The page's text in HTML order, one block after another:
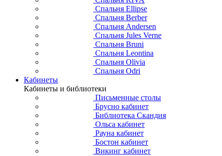
Спальня Ellipse
Спальня Berber
Спальня Andersen
Спальня Jules Verne
Спальня Bruni
Спальня Leontina
Спальня Olivia
Спальня Odri
Кабинеты
Кабинеты и библиотеки
Письменные столы
Брусно кабинет
Библиотека Скандия
Ольса кабинет
Рауна кабинет
Бостон кабинет
Викинг кабинет